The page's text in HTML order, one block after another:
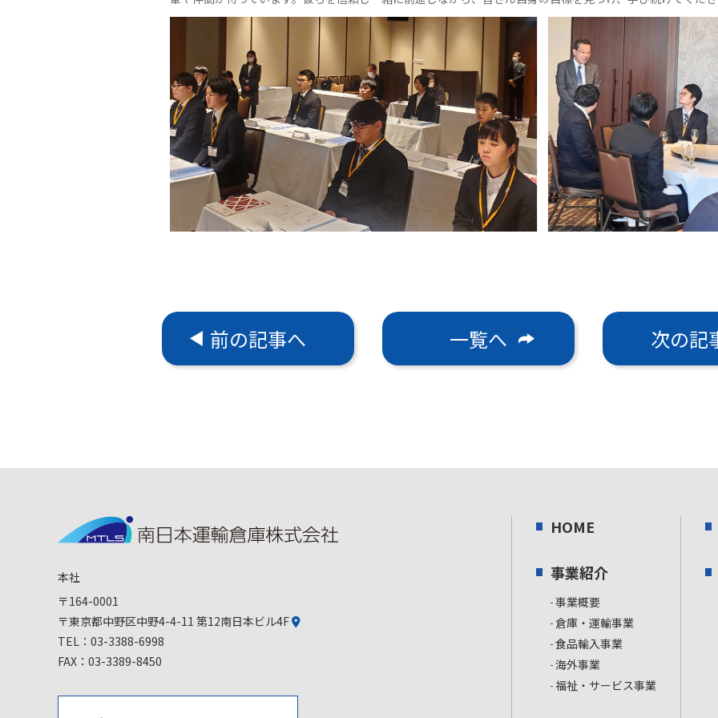
前の記事へ 一覧へ 次の記
本社
〒164-0001
〒東京都中野区中野4-4-11 第12南日本ビル4F
TEL： 03-3388-6998
FAX：03-3389-8450
HOME
事業紹介
事業概要
倉庫・運輸事業
食品輸入事業
海外事業
福祉・サービス事業